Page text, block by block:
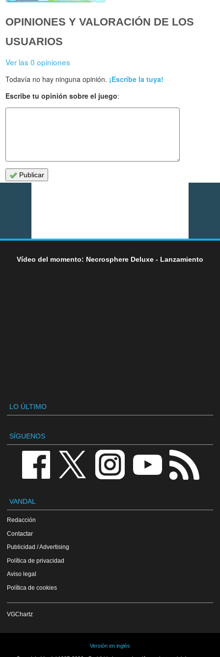
OPINIONES Y VALORACIÓN DE LOS
USUARIOS
Ver las 0 opiniones
Todavía no hay ninguna opinión. ¡Escribe la tuya!
Escribe tu opinión sobre el juego:
Publicar
Vídeo del momento: Necrosphere Deluxe - Lanzamiento
LO ÚLTIMO
SÍGUENOS
VANDAL
Redacción
Contactar
Publicidad / Advertising
Política de privacidad
Aviso legal
Política de cookies
VGChartz
Versión en inglés